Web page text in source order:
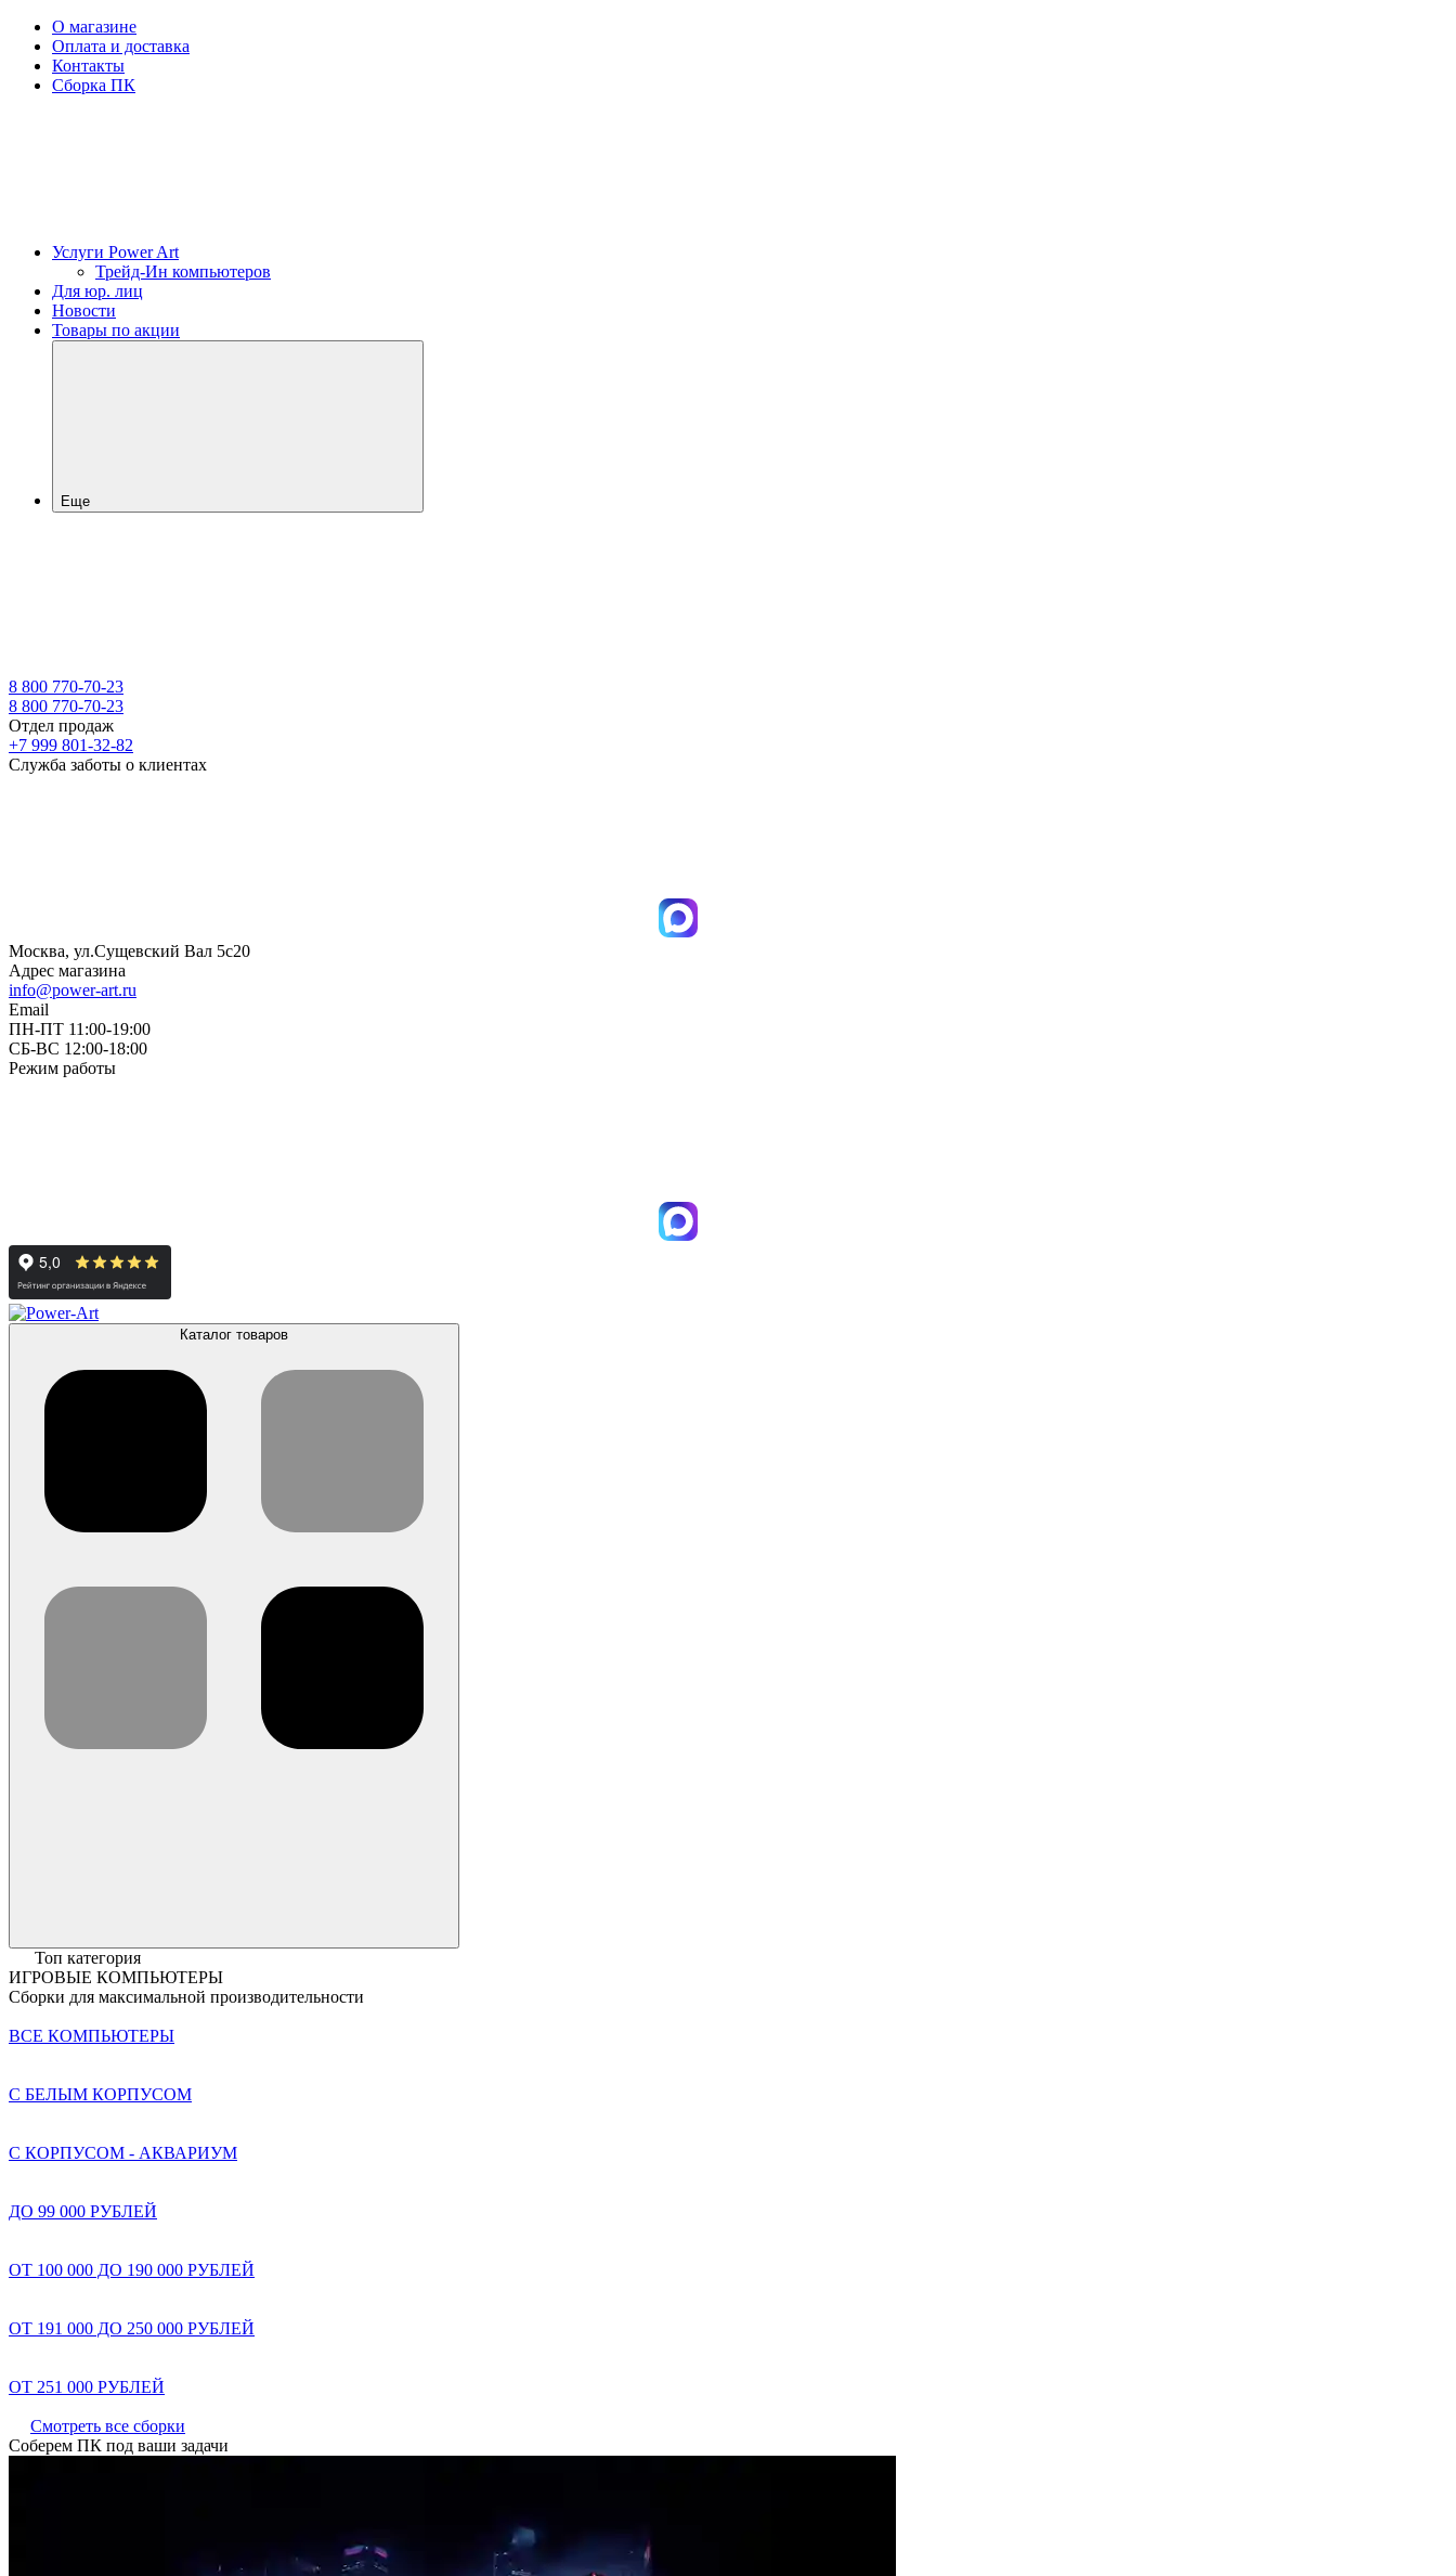
О магазине
Оплата и доставка
Контакты
Сборка ПК
Услуги Power Art
Трейд-Ин компьютеров
Для юр. лиц
Новости
Товары по акции
Еще
8 800 770-70-23
8 800 770-70-23
Отдел продаж
+7 999 801-32-82
Служба заботы о клиентах
Москва, ул.Сущевский Вал 5с20
Адрес магазина
info@power-art.ru
Email
ПН-ПТ 11:00-19:00
СБ-ВС 12:00-18:00
Режим работы
Каталог товаров
Топ категория
ИГРОВЫЕ КОМПЬЮТЕРЫ
Сборки для максимальной производительности
ВСЕ КОМПЬЮТЕРЫ
С БЕЛЫМ КОРПУСОМ
С КОРПУСОМ - АКВАРИУМ
ДО 99 000 РУБЛЕЙ
ОТ 100 000 ДО 190 000 РУБЛЕЙ
ОТ 191 000 ДО 250 000 РУБЛЕЙ
ОТ 251 000 РУБЛЕЙ
Смотреть все сборки
Соберем ПК под ваши задачи